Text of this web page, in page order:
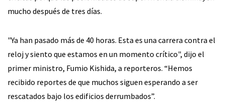
mucho después de tres días.
"Ya han pasado más de 40 horas. Esta es una carrera contra el
reloj y siento que estamos en un momento crítico", dijo el
primer ministro, Fumio Kishida, a reporteros. “Hemos
recibido reportes de que muchos siguen esperando a ser
rescatados bajo los edificios derrumbados”.